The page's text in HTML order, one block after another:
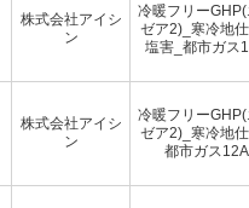
株式会社アイシ
ン
冷暖フリー
ゼア2)_寒冷地
塩害_都市ガス
株式会社アイシ
ン
冷暖フリー
ゼア2)_寒冷地
都市ガス12A